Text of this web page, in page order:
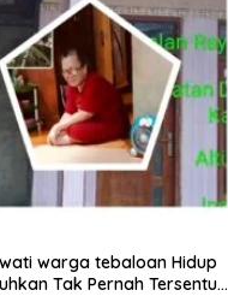
warga tebaloan Hidup
Tak Pernah Tersentuh